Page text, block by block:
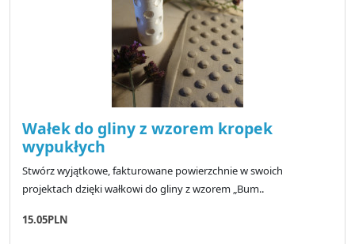
Wałek do gliny z wzorem kropek
wypukłych
Stwórz wyjątkowe, fakturowane powierzchnie w swoich
projektach dzięki wałkowi do gliny z wzorem „Bum..
15.05PLN